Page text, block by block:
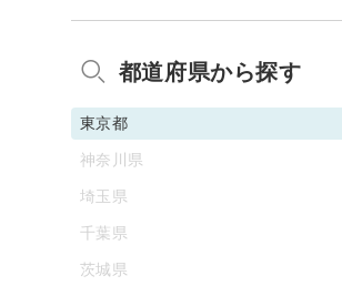
都道府県から探す
東京都
神奈川県
埼玉県
千葉県
茨城県